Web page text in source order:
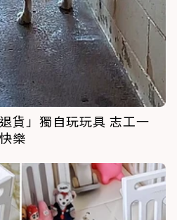
貨」獨自玩玩具 志工一
樂